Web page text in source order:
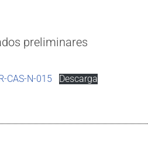
preliminares
CAS-N-015 Descarga